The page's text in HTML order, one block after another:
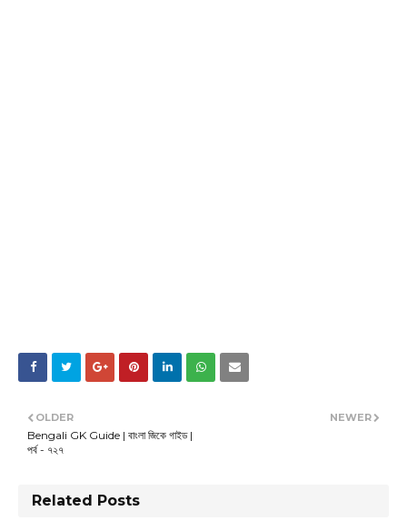
NEWER
OLDER
Bengali GK Guide | বাংলা জিকে গাইড |
পর্ব - ৭২৭
Related Posts